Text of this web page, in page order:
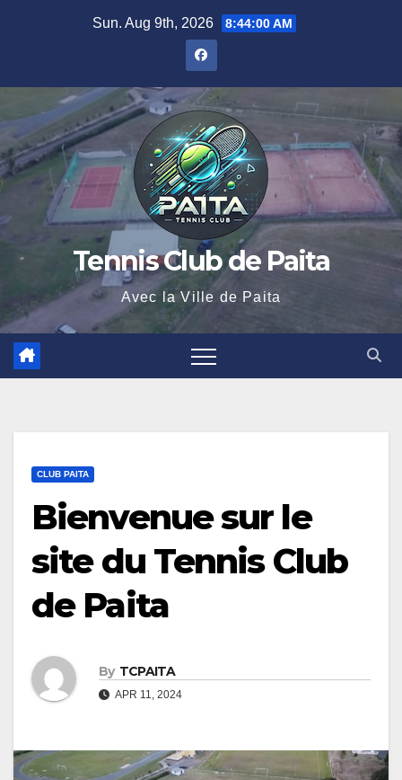
Sun. Aug 9th, 2026 8:44:00 AM
Tennis Club de Paita
Avec la Ville de Paita
CLUB PAITA
Bienvenue sur le
site du Tennis Club
de Paita
By TCPAITA
APR 11, 2024